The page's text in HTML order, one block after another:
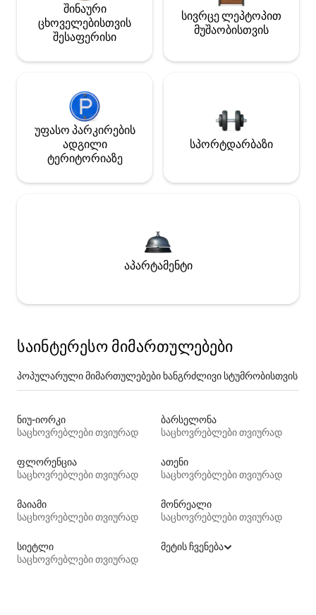
შინაური
ცხოველებისთვის
შესაფერისი
სივრცე ლეპტოპით
მუშაობისთვის
უფასო პარკირების
ადგილი
ტერიტორიაზე
სპორტდარბაზი
აპარტამენტი
საინტერესო მიმართულებები
პოპულარული მიმართულებები ხანგრძლივი სტუმრობისთვის
ნიუ-იორკი
საცხოვრებლები თვიურად
ბარსელონა
საცხოვრებლები თვიურად
ფლორენცია
საცხოვრებლები თვიურად
ათენი
საცხოვრებლები თვიურად
მაიამი
საცხოვრებლები თვიურად
მონრეალი
საცხოვრებლები თვიურად
სიეტლი
საცხოვრებლები თვიურად
მეტის ჩვენება